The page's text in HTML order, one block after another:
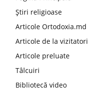
Știri religioase
Articole Ortodoxia.md
Articole de la vizitatori
Articole preluate
Tâlcuiri
Bibliotecă video